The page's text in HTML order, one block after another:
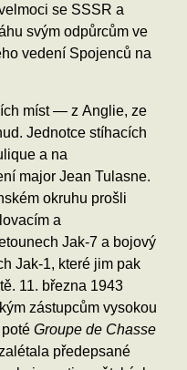
se SSSR a
svým odpůrcům ve
vedení Spojenců na
míst — z Anglie, ze
Jednotce stíhacích
a na
major Jean Tulasne.
okruhu prošli
a
Jak-7 a bojový
Jak-1, které jim pak
11. března 1943
zástupcům vysokou
Groupe de Chasse
předepsané